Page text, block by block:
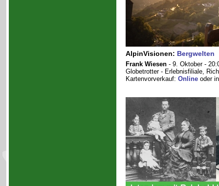
AlpinVisionen: Bergwelten
Frank Wiesen- 9. Oktober -
Globetrotter - Erlebnisfiliale,
Kartenvorverkauf: Onlineoder